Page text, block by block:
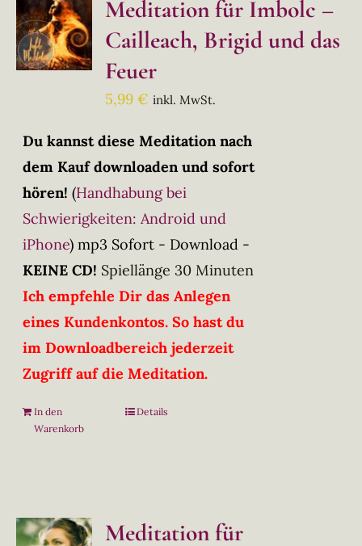
Meditation für Imbolc –
Cailleach, Brigid und das
Feuer
5,99€ inkl. MwSt.
Du kannst diese Meditation nach
dem Kauf downloaden und sofort
hören! (Handhabung bei
Schwierigkeiten: Android und
iPhone) mp3 Sofort - Download -
KEINE CD! Spiellänge 30 Minuten
Ich empfehle Dir das Anlegen
eines Kundenkontos. So hast du
im Downloadbereich jederzeit
Zugriff auf die Meditation.
In den
Warenkorb
Details
Meditation für